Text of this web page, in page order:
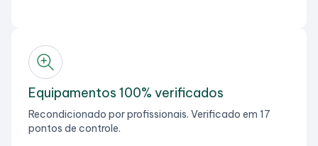
Equipamentos 100% verificados
Recondicionado por profissionais. Verificado em 17
pontos de controle.